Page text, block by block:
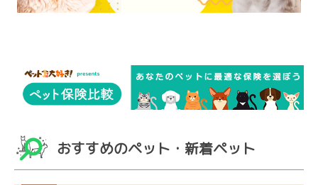
おすすめのペット・新着ペット